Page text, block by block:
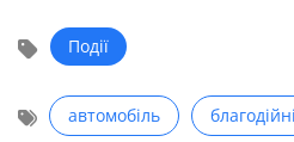
Події
автомобіль